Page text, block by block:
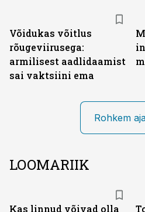
Võidukas võitlus
rõugeviirusega:
armilisest aadlidaamist
sai vaktsiini ema
Rohkem
LOOMARIIK
Kas linnud võivad olla